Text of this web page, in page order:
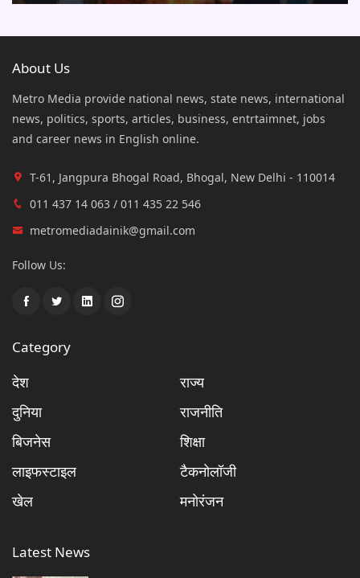
About Us
Metro Media provide national news, state news, international
news, politics, sports, articles, business, entrtaimnet, jobs
and career news in English online.
T-61, Jangpura Bhogal Road, Bhogal, New Delhi - 110014
011 437 14 063 / 011 435 22 546
metromediadainik@gmail.com
Follow Us:
Category
देश
राज्य
दुनिया
राजनीति
बिजनेस
शिक्षा
लाइफस्टाइल
टैकनोलॉजी
खेल
मनोरंजन
Latest News